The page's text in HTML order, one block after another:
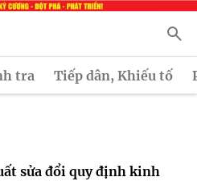
tra Tiếp dân, Khiếu tố
sửa đổi quy định kinh